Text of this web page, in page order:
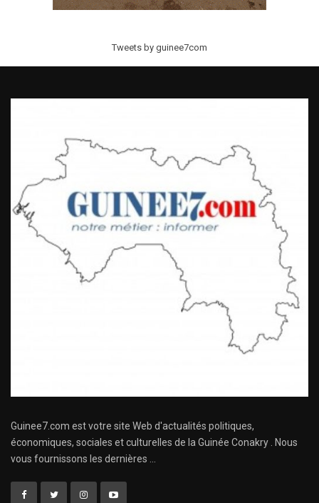
Tweets by guinee7com
Guinee7.com est votre site Web d'actualités politiques,
économiques, sociales et culturelles de la Guinée Conakry . Nous
vous fournissons les dernières ...